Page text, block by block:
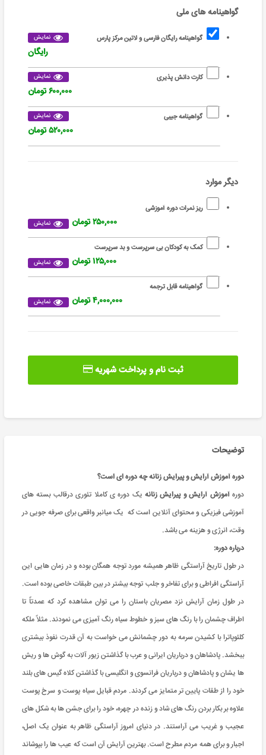
گواهینامه های ملی
گواهینامه رایگان فارسی و لاتین مرکز پارس نمایش
رایگان
کارت دانش پذیری نمایش
۶۰۰,۰۰۰ تومان
گواهینامه جیبی نمایش
۵۲۰,۰۰۰ تومان
دیگر موارد
ریز نمرات دوره آموزشی
نمایش ۲۵۰,۰۰۰ تومان
کمک به کودکان بی سرپرست و بد سرپرست
نمایش ۱۲۵,۰۰۰ تومان
گواهینامه قابل ترجمه
نمایش ۴,۰۰۰,۰۰۰ تومان
ثبت نام و پرداخت شهریه
توضیحات
دوره آموزش آرایش و پیرایش زنانه چه دوره ای است؟
دورهآموزش آرایش و پیرایش زنانه یک دوره ی کاملا تئوری درقالب بسته های
آموزشی فیزیکی و محتوای آنلاین است که یک میانبر واقعی برای صرفه جویی در
وقت، انرژی و هزینه می باشد.
درباره دوره:
در طول تاریخ آراستگی ظاهر همیشه مورد توجه همگان بوده و در زمان هایی این
آراستگی افراطی و برای تفاخر و جلب توجه بیشتر در بین طبقات خاصی بوده است.
در طول زمان آرایش نزد مصریان باستان را می توان مشاهده کرد که عمدتاً تا
اطراف چشمان را با رنگ های سبز و خطوط سیاه رنگ آمیزی می نمودند. مثلاً ملکه
کلئوپاترا با کشیدن سرمه به دور چشمانش می خواست به آن قدرت نفوذ بیشتری
ببخشد. پادشاهان و درباریان ایرانی و عرب با گذاشتن زیور آلات به گوش ها و ریش
ها یشان و پادشاهان و درباریان فرانسوی و انگلیسی با گذاشتن کلاه گیس های بلند
خود را از طقات پایین تر متمایز می کردند. مردم قبایل سیاه پوست و سرخ پوست
علاوه بر بکار بردن رنگ های شاد و زنده در چهره، خود را برای جشن ها به شکل های
عجیب و غریب می آراستند. در دنیای امروز آراستگی ظاهر به عنوان یک اصل،
اجبار و برای همه مردم مطرح است. بهترین آرایش آن است که عیب ها را بپوشاند